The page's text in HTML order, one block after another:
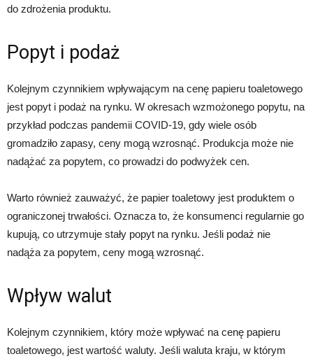
do zdrożenia produktu.
Popyt i podaż
Kolejnym czynnikiem wpływającym na cenę papieru toaletowego
jest popyt i podaż na rynku. W okresach wzmożonego popytu, na
przykład podczas pandemii COVID-19, gdy wiele osób
gromadziło zapasy, ceny mogą wzrosnąć. Produkcja może nie
nadążać za popytem, co prowadzi do podwyżek cen.
Warto również zauważyć, że papier toaletowy jest produktem o
ograniczonej trwałości. Oznacza to, że konsumenci regularnie go
kupują, co utrzymuje stały popyt na rynku. Jeśli podaż nie
nadąża za popytem, ceny mogą wzrosnąć.
Wpływ walut
Kolejnym czynnikiem, który może wpływać na cenę papieru
toaletowego, jest wartość waluty. Jeśli waluta kraju, w którym